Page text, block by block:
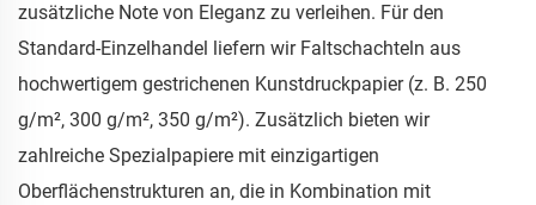
zusätzliche Note von Eleganz zu verleihen. Für den
Standard-Einzelhandel liefern wir Faltschachteln aus
hochwertigem gestrichenen Kunstdruckpapier (z. B. 250
g/m², 300 g/m², 350 g/m²). Zusätzlich bieten wir
zahlreiche Spezialpapiere mit einzigartigen
Oberflächenstrukturen an, die in Kombination mit